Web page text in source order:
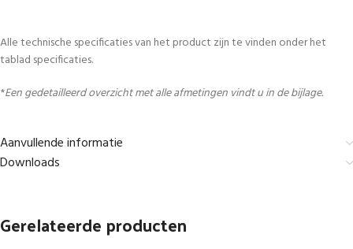
Alle technische specificaties van het product zijn te vinden onder het
tablad specificaties.
*Een gedetailleerd overzicht met alle afmetingen vindt u in de bijlage.
Aanvullende informatie
Downloads
Gerelateerde producten